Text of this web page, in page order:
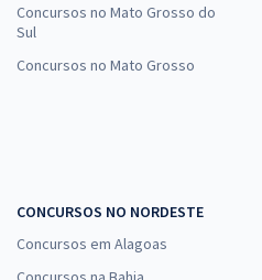
Concursos no Mato Grosso do
Sul
Concursos no Mato Grosso
CONCURSOS NO NORDESTE
Concursos em Alagoas